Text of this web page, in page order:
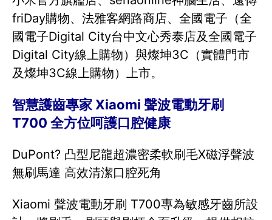
friDay購物、法雅客網路商店、全國電子（全
國電子Digital City台中文心秀泰店及全國電子
Digital City線上購物）與燦坤3C（實體門市
及燦坤3C線上購物）上市。
智慧護齒專家 Xiaomi 聲波電動牙刷
T700 全方位呵護口腔健康
DuPont? 凸型尼龍超濃密柔軟刷毛X磁浮聲波
無刷馬達 高效清潔口腔死角
Xiaomi 聲波電動牙刷 T700專為敏感牙齒所設